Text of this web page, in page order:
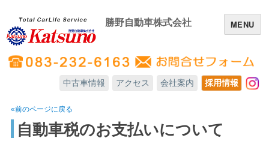
勝野自動車株式会社
中古車情報 アクセス 会社案内 採用情報 In
MENU
«前のページに戻る
自動車税のお支払いについて